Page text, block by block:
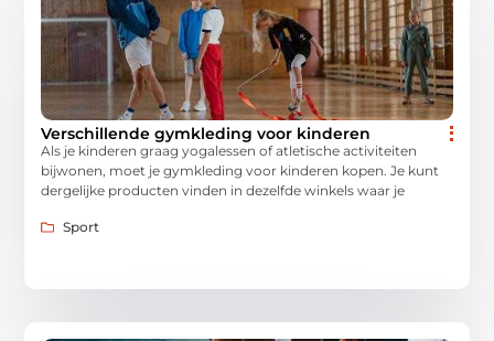
Verschillende gymkleding voor kinderen
Als je kinderen graag yogalessen of atletische activiteiten
bijwonen, moet je gymkleding voor kinderen kopen. Je kunt
dergelijke producten vinden in dezelfde winkels waar je
Sport